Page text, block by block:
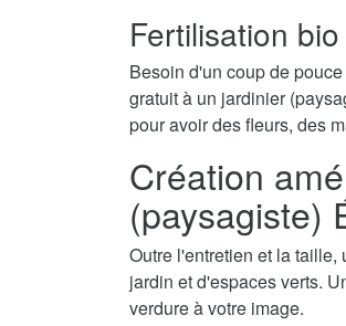
Fertilisation bio
Besoin d'un coup de
gratuit à un jardinier
pour avoir des fleurs, des
Création
(paysagiste)
Outre l'entretien et la
jardin et d'espaces verts.
verdure à votre image.